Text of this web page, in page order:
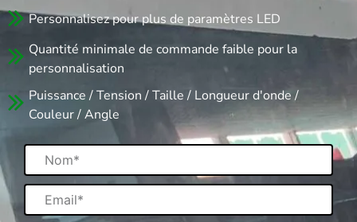
Personnalisez pour plus de paramètres LED
Quantité minimale de commande faible pour la
personnalisation
Puissance / Tension / Taille / Longueur d'onde /
Couleur / Angle
Nom
Email